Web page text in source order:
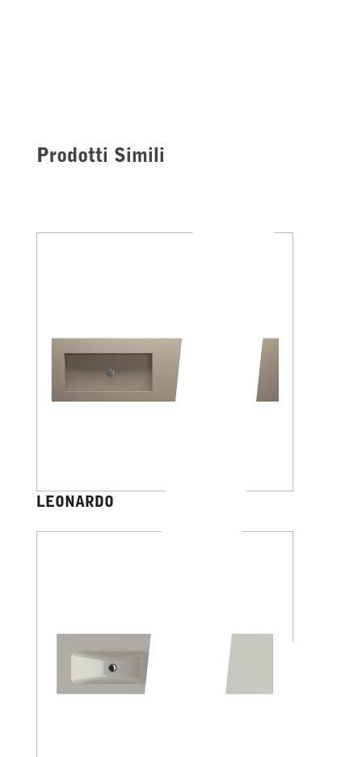
Prodotti Simili
LEONARDO